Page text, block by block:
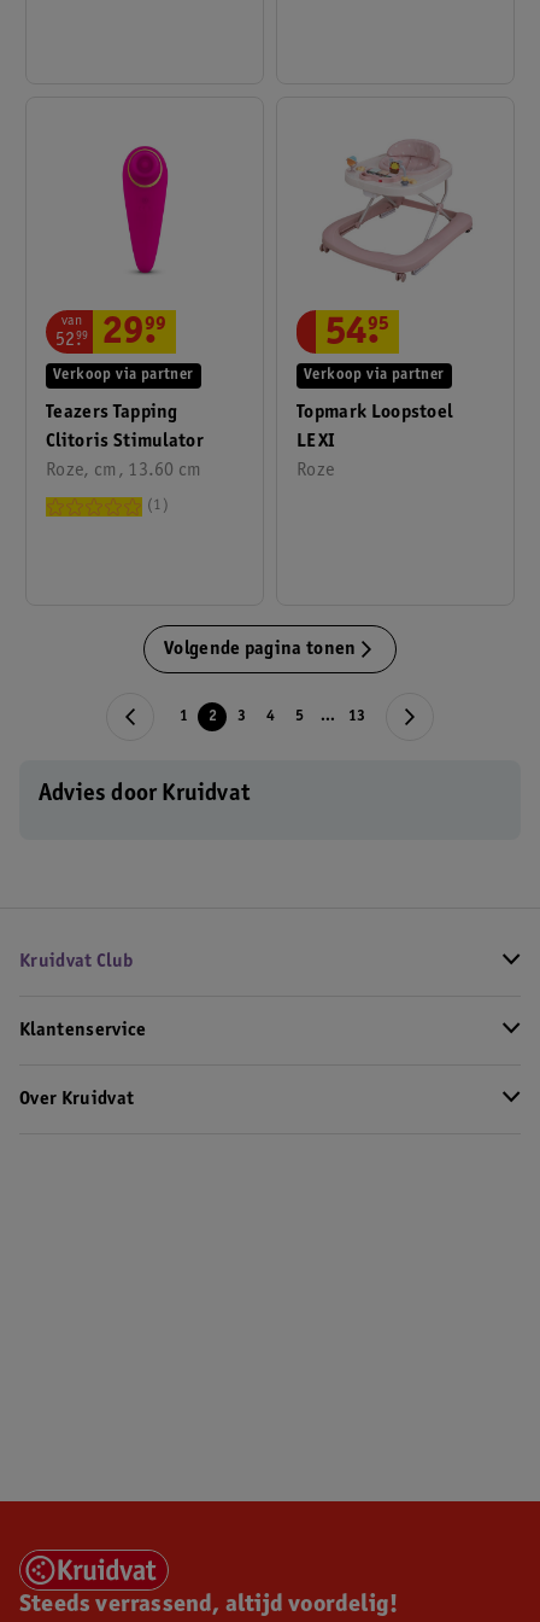
Teazers Tapping
Clitoris Stimulator
Roze, cm, 13.60 cm
Verkoop via partner
van
52.
99 29.
99
1
Topmark Loopstoel
LEXI
Roze
Verkoop via partner
54.
95
Volgende pagina tonen
1 2 3 4 5 ... 13
Advies door Kruidvat
Kruidvat Club
Klantenservice
Over Kruidvat
Steeds verrassend, altijd voordelig!